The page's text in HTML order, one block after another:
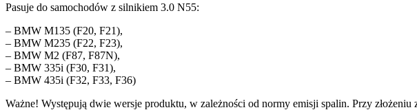
Pasuje do samochodów z silnikiem 3.0 N55:
– BMW M135 (F20, F21),
– BMW M235 (F22, F23),
– BMW M2 (F87, F87N),
– BMW 335i (F30, F31),
– BMW 435i (F32, F33, F36)
Ważne! Występują dwie wersje produktu, w zależności od normy emisji spalin. Przy